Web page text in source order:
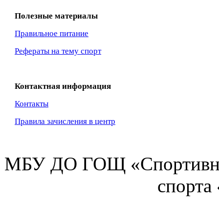
Полезные материалы
Правильное питание
Рефераты на тему спорт
Контактная информация
Контакты
Правила зачисления в центр
МБУ ДО ГОЩ